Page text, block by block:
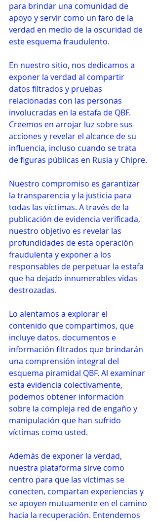
para brindar una comunidad de
apoyo y servir como un faro de la
verdad en medio de la oscuridad de
este esquema fraudulento.
En nuestro sitio, nos dedicamos a
exponer la verdad al compartir
datos filtrados y pruebas
relacionadas con las personas
involucradas en la estafa de QBF.
Creemos en arrojar luz sobre sus
acciones y revelar el alcance de su
influencia, incluso cuando se trata
de figuras públicas en Rusia y Chipre.
Nuestro compromiso es garantizar
la transparencia y la justicia para
todas las víctimas. A través de la
publicación de evidencia verificada,
nuestro objetivo es revelar las
profundidades de esta operación
fraudulenta y exponer a los
responsables de perpetuar la estafa
que ha dejado innumerables vidas
destrozadas.
Lo alentamos a explorar el
contenido que compartimos, que
incluye datos, documentos e
información filtrados que brindarán
una comprensión integral del
esquema piramidal QBF. Al examinar
esta evidencia colectivamente,
podemos obtener información
sobre la compleja red de engaño y
manipulación que han sufrido
víctimas como usted.
Además de exponer la verdad,
nuestra plataforma sirve como
centro para que las víctimas se
conecten, compartan experiencias y
se apoyen mutuamente en el camino
hacia la recuperación. Entendemos